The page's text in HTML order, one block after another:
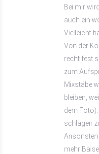
Bei mir
auch ein
Vielleicht
Von der
recht fest
zum
Mixstäbe
bleiben,
dem
schlagen
Ansonsten
mehr